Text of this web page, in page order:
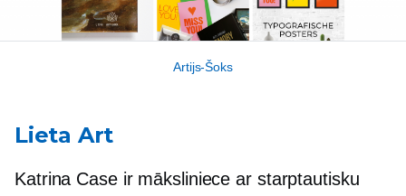
Artijs-Šoks
Lieta Art
Katrina Case ir māksliniece ar starptautisku